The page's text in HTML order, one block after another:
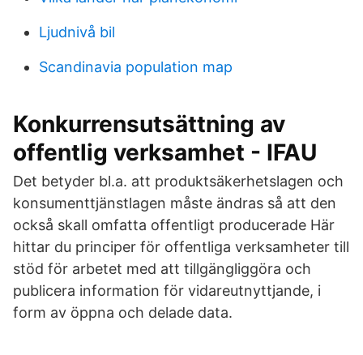
Ljudnivå bil
Scandinavia population map
Konkurrensutsättning av
offentlig verksamhet - IFAU
Det betyder bl.a. att produktsäkerhetslagen och
konsumenttjänstlagen måste ändras så att den
också skall omfatta offentligt producerade Här
hittar du principer för offentliga verksamheter till
stöd för arbetet med att tillgängliggöra och
publicera information för vidareutnyttjande, i
form av öppna och delade data.